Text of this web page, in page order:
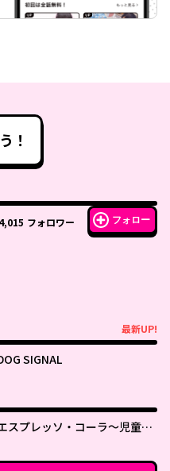
！
4,015 フォロワー フォロー
最新UP!
SIGNAL
スプレッソ・コーラ～児童発